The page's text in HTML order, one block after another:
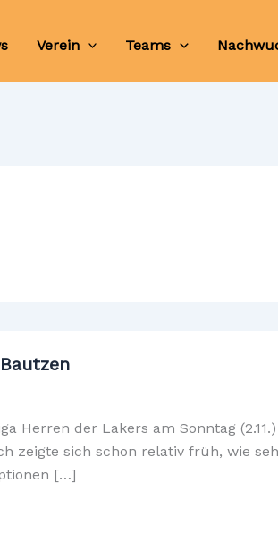
Verein Teams
Herren der Lakers am Sonntag
zeigte sich schon relativ früh, wie
[…]